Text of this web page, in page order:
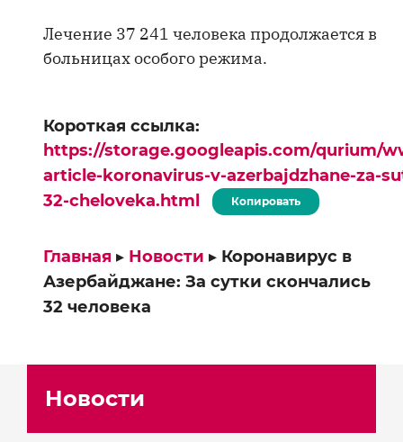
Лечение 37 241 человека продолжается в
больницах особого режима.
Короткая ссылка:
https://storage.googleapis.com/qurium/
article-koronavirus-v-azerbajdzhane-za-
32-cheloveka.html
Копировать
Главная ▸ Новости ▸ Коронавирус в
Азербайджане: За сутки скончались
32 человека
Новости